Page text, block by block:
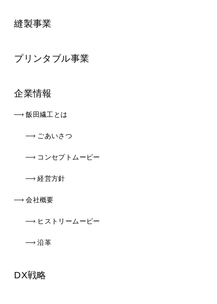
縫製事業
プリンタブル事業
企業情報
飯田繊工とは
ごあいさつ
コンセプトムービー
経営方針
会社概要
ヒストリームービー
沿革
DX戦略